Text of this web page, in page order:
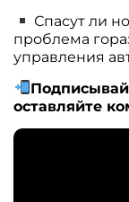
Спасут ли
проблема
управления
оставляйте